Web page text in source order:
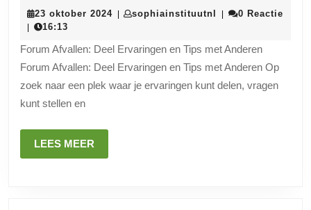
Samen
Weg
Naar
Een
23 oktober 202423| sophiainstituutnl sophiainstituutnl
| 0 Reactie
| 16:13
Forum Afvallen: Deel Ervaringen en Tips met Anderen
Forum Afvallen: Deel Ervaringen en Tips met Anderen Op
zoek naar een plek waar je ervaringen kunt delen, vragen
kunt stellen en
LEES MEER
MEER